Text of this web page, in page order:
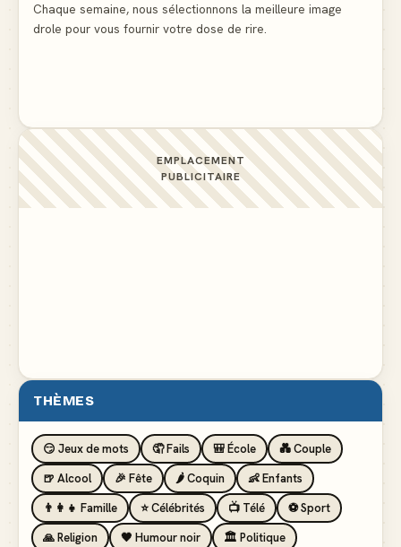
Chaque semaine, nous sélectionnons la meilleure image
drole pour vous fournir votre dose de rire.
EMPLACEMENT
PUBLICITAIRE
THÈMES
😏 Jeux de mots 🤦 Fails 🎒 École
💑 Couple
🍺 Alcool
🎉 Fête 🌶️ Coquin
👶 Enfants
👨‍👩‍👧 Famille
⭐ Célébrités 📺 Télé
⚽ Sport
🙏 Religion
🖤 Humour noir
🏛️ Politique